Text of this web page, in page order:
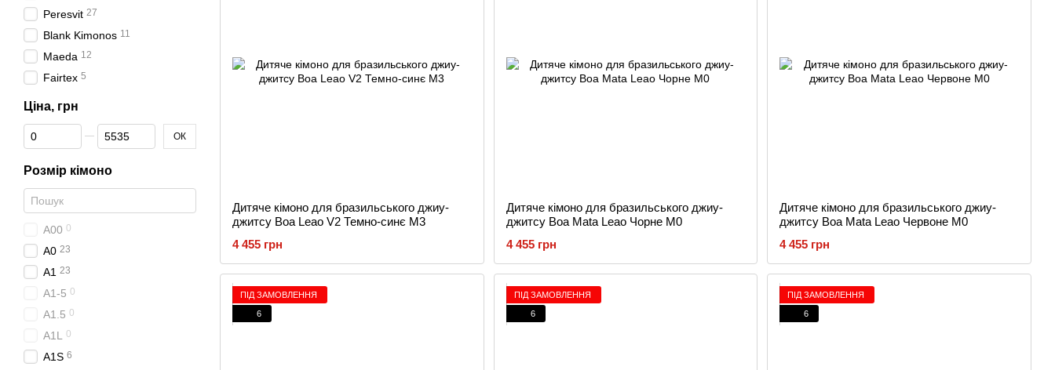
Дитяче кімоно для бразильського джиу-
джитсу Boa Leao V2 Темно-синє M3
4 455 грн
Дитяче кімоно для бразильського джиу-
джитсу Boa Mata Leao Чорне M0
4 455 грн
Дитяче кімоно для бразильського джиу-
джитсу Boa Mata Leao Червоне M0
4 455 грн
ПІД ЗАМОВЛЕННЯ
6
ПІД ЗАМОВЛЕННЯ
6
ПІД ЗАМОВЛЕННЯ
6
Peresvit 27
Blank Kimonos 11
Maeda 12
Fairtex 5
Ціна, грн
Від Ціна, грн
До Ціна, грн ОК
Розмір кімоно
A00 0
A0 23
A1 23
A1-5 0
A1.5 0
A1L 0
A1S 6